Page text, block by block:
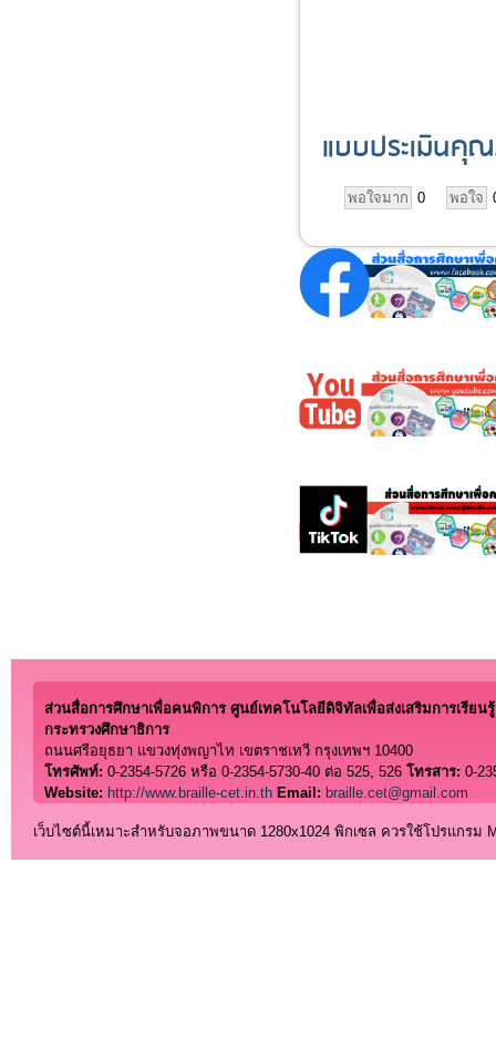
แบบประเมิน
พอใจมาก 0 พอใจ
ส่วนสื่อการศึกษาเพื่อคนพิการ ศูนย์เทคโนโลยีดิจิทัลเพื่อส่งเสริมการเรียนรู้
กระทรวงศึกษาธิการ
ถนนศรีอยุธยา แขวงทุ่งพญาไท เขตราชเทวี กรุงเทพฯ 10400
โทรศัพท์: 0-2354-5726 หรือ 0-2354-5730-40 ต่อ 525, 526 โทรสาร: 0-
Website: http://www.braille-cet.in.th Email: braille.cet@gmail.com
เว็บไซต์นี้เหมาะสำหรับจอภาพขนาด 1280x1024 พิกเซล ควรใช้โปรแกรม